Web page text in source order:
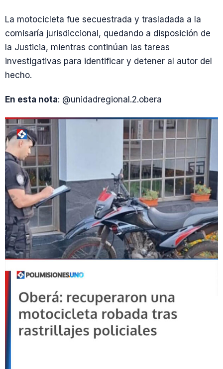
La motocicleta fue secuestrada y trasladada a la
comisaría jurisdiccional, quedando a disposición de
la Justicia, mientras continúan las tareas
investigativas para identificar y detener al autor del
hecho.
En esta nota: @unidadregional.2.obera